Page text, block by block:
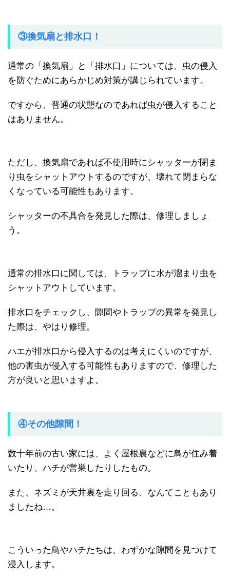
③換気扇と排水口！
通常の「換気扇」と「排水口」については、虫の侵入
を防ぐためにあらかじめ対策が講じられています。
ですから、普通の状態なのであれば虫が侵入すること
はありません。
ただし、換気扇であれば不使用時にシャッターが閉ま
り虫をシャットアウトするのですが、壊れて閉まらな
くなっている可能性もあります。
シャッターの不具合を発見した際は、修理しましょ
う。
通常の排水口に関しては、トラップに水が溜まり虫を
シャットアウトしています。
排水口をチェックし、隙間やトラップの異常を発見し
た際は、やはり修理。
ハエが排水口から侵入するのは考えにくいのですが、
他の害虫が侵入する可能性もありますので、修理した
方が良いと思いますよ。
④その他隙間！
数十年前の古い家には、よく屋根裏などに鳥が住み着
いたり、ハチが営巣したりしたもの。
また、ネズミが天井裏を走り回る、なんてこともあり
ましたね…。
こういった鳥やハチたちは、わずかな隙間を見つけて
浸入します。